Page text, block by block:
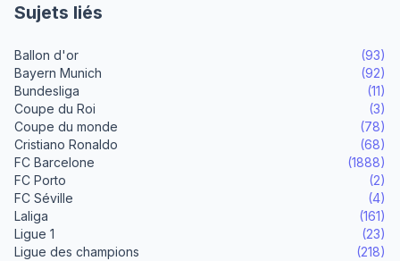
Sujets liés
Ballon d'or
(93)
Bayern Munich
(92)
Bundesliga
(11)
Coupe du Roi
(3)
Coupe du monde
(78)
Cristiano Ronaldo
(68)
FC Barcelone
(1888)
FC Porto
(2)
FC Séville
(4)
Laliga
(161)
Ligue 1
(23)
Ligue des champions
(218)